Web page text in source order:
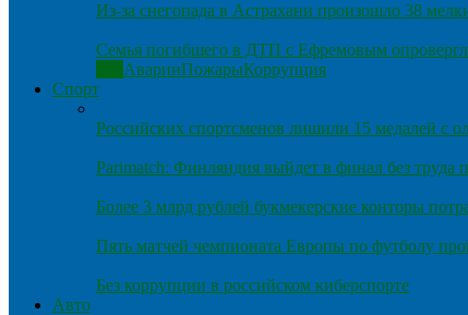
Из-за снегопада в Астрахани произошло 38
Семья погибшего в ДТП с Ефремовым
АварииПожарыКоррупция
Спорт
Российских спортсменов лишили 15 медалей с
Parimatch: Финляндия выйдет в финал без труда
Более 3 млрд рублей букмекерские конторы
Пять матчей чемпионата Европы по футболу
Без коррупции в российском киберспорте
Авто